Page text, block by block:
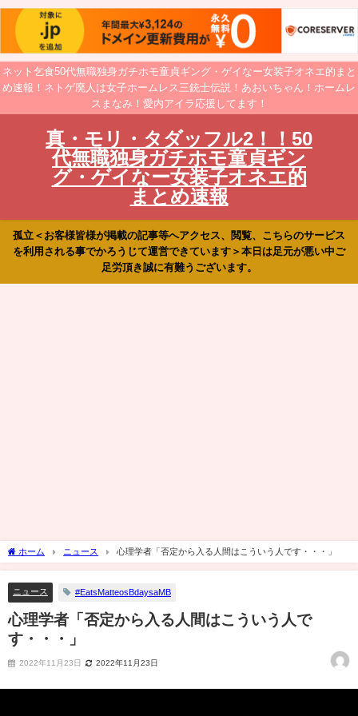
ネット乞食50代無職独身ガチホモ童貞ギング・ゲイなー女装子オネエ的まと
め速報！ネトゲ廃人は女子ホームレス三銃士伝説！あおいちゃん！ホームレ
スまなみ！愛内アイラ応援してます！
真・モリ・タダッフル2！！50
代無職独身ガチホモ童貞ギン
グ・ゲイなー女装子オネエ的
まとめ速報
孤立＜お客様皆様が掲載の記事等へアクセス、閲覧、こちらのサービス
を利用される事でかろうじて運営できています＞本日は足元が悪い中ご
足労頂き誠に有難うございます。
ホーム ニュース 心理学者「否定から入る人間はこういう人です・・・」
ニュース #EatsMatteosBdaysaMB
心理学者「否定から入る人間はこういう人で
す・・・」
2022年11月23日 2022年11月23日